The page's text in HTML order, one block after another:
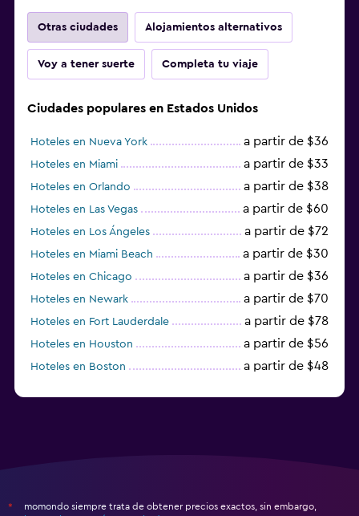
Otras ciudades Alojamientos alternativos
Voy a tener suerte Completa tu viaje
Ciudades populares en Estados Unidos
Hoteles en Nueva York a partir de $36
Hoteles en Miami a partir de $33
Hoteles en Orlando a partir de $38
Hoteles en Las Vegas a partir de $60
Hoteles en Los Ángeles a partir de $72
Hoteles en Miami Beach a partir de $30
Hoteles en Chicago a partir de $36
Hoteles en Newark a partir de $70
Hoteles en Fort Lauderdale a partir de $78
Hoteles en Houston a partir de $56
Hoteles en Boston a partir de $48
*
momondo siempre trata de obtener precios exactos, sin embargo,